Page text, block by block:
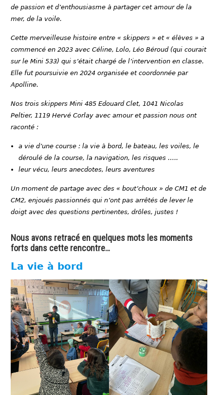
de passion et d’enthousiasme à partager cet amour de la
mer, de la voile.
Cette merveilleuse histoire entre « skippers » et « élèves » a
commencé en 2023 avec Céline, Lolo, Léo Béroud (qui courait
sur le Mini 533) qui s’était chargé de l’intervention en classe.
Elle fut poursuivie en 2024 organisée et coordonnée par
Apolline.
Nos trois skippers Mini 485 Edouard Clet, 1041 Nicolas
Peltier, 1119 Hervé Corlay avec amour et passion nous ont
raconté :
a vie d’une course : la vie à bord, le bateau, les voiles, le
déroulé de la course, la navigation, les risques …..
leur vécu, leurs anecdotes, leurs aventures
Un moment de partage avec des « bout’choux » de CM1 et de
CM2, enjoués passionnés qui n’ont pas arrêtés de lever le
doigt avec des questions pertinentes, drôles, justes !
Nous avons retracé en quelques mots les moments
forts dans cette rencontre…
La vie à bord